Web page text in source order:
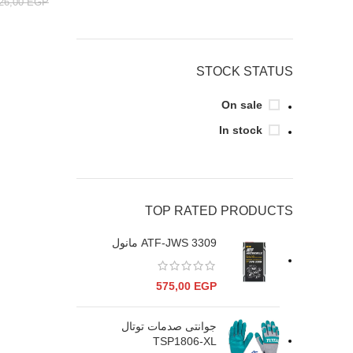
STOCK STATUS
On sale
In stock
TOP RATED PRODUCTS
ATF-JWS 3309 مانول
575,00 EGP
جوانتى صدمات توتال
TSP1806-XL
EGP